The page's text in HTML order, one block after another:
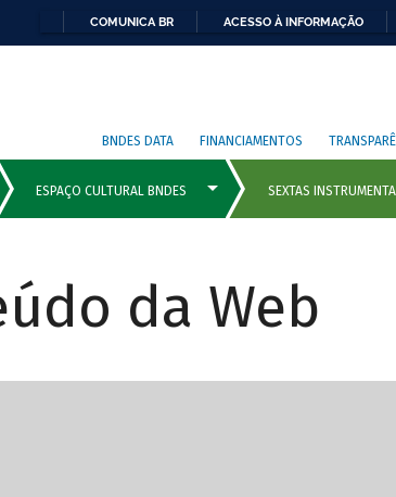
COMUNICA BR ACESSO À INFORMAÇÃO
BNDES DATA FINANCIAMENTOS
da Web
com